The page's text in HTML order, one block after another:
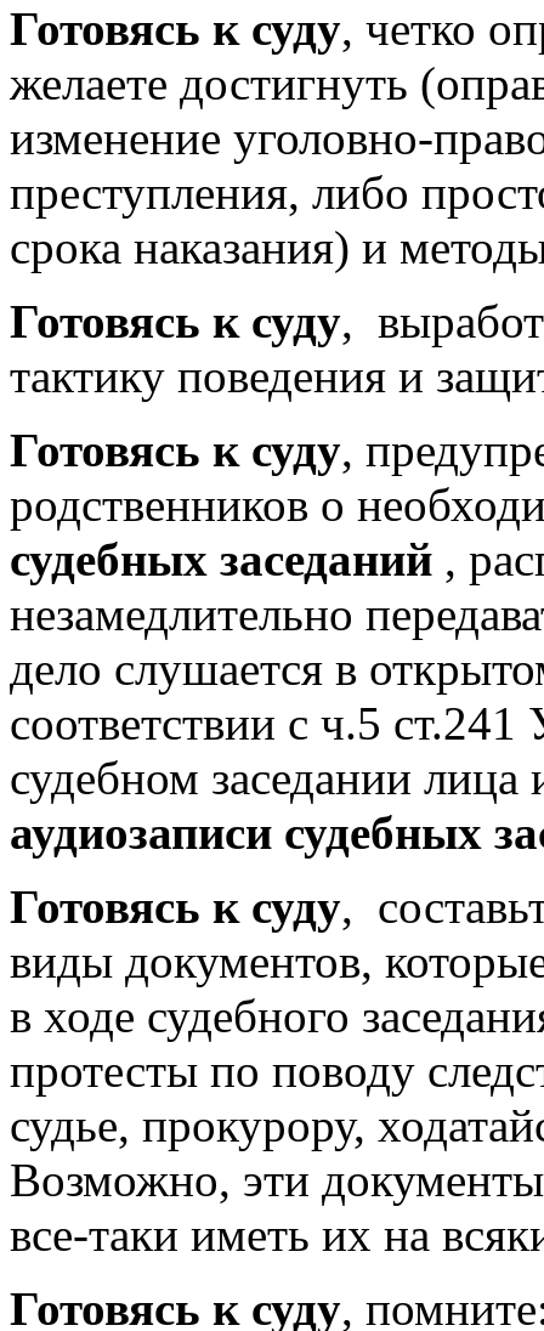
Готовясь к суду, четко
желаете достигнуть
изменение уголовно-
преступления, либо
срока наказания) и
Готовясь к суду,
тактику поведения и
Готовясь к суду,
родственников о
судебных заседаний ,
незамедлительно
дело слушается в
соответствии с ч.5
судебном заседании
аудиозаписи судебных
Готовясь к суду,
виды документов,
в ходе судебного
протесты по поводу
судье, прокурору,
Возможно, эти
все-таки иметь их на
Готовясь к суду,